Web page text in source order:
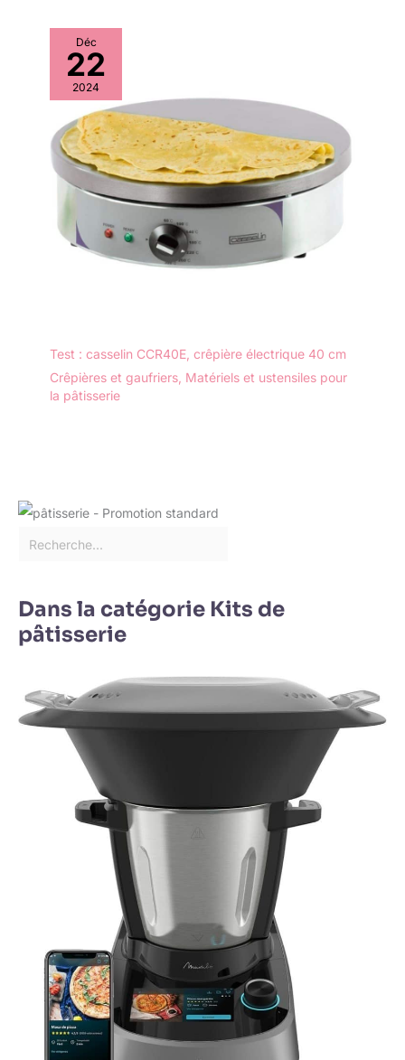
Déc
22
2024
Test : casselin CCR40E, crêpière électrique 40 cm
Crêpières et gaufriers Matériels et ustensiles pour
la pâtisserie
Dans la catégorie Kits de
pâtisserie